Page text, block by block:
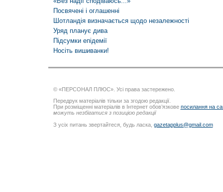
Посвячені і оглашенні
Шотландія визначається щодо незалежності
Уряд планує дива
Підсумки епідемії
Носіть вишиванки!
© «ПЕРСОНАЛ ПЛЮС». Усі права застережено.
Передрук матеріалів тільки за згодою редакції.
При розміщенні матеріалів в Інтернет обов’язкове посилання на
можуть незбігатися з позицією редакції
З усіх питань звертайтеся, будь ласка, gazetapplus@gmail.com